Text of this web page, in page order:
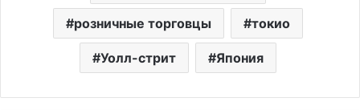
розничные торговцы токио
Уолл-стрит Япония